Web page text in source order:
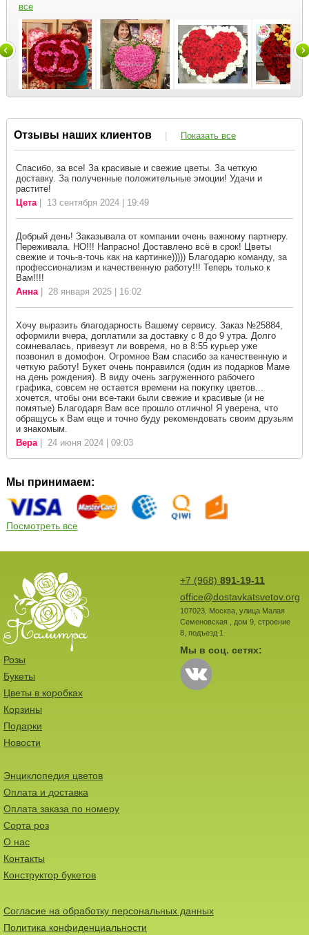
все
Отзывы наших клиентов | Показать все
Спасибо, за все! За красивые и свежие цветы. За четкую
доставку. За полученные положительные эмоции! Удачи и
растите!
Цета| 13 сентября 2024 | 19:49
Добрый день! Заказывала от компании очень важному партнеру.
Переживала. НО!!! Напрасно! Доставлено всё в срок! Цветы
свежие и точь-в-точь как на картинке))))) Благодарю команду, за
профессионализм и качественную работу!!! Теперь только к
Вам!!!!
Анна| 28 января 2025 | 16:02
Хочу выразить благодарность Вашему сервису. Заказ №25884,
оформили вчера, доплатили за доставку с 8 до 9 утра. Долго
сомневалась, привезут ли вовремя, но в 8:55 курьер уже
позвонил в домофон. Огромное Вам спасибо за качественную и
четкую работу! Букет очень понравился (один из подарков Маме
на день рождения). В виду очень загруженного рабочего
графика, совсем не остается времени на покупку цветов...
хочется, чтобы они все-таки были свежие и красивые (и не
помятые) Благодаря Вам все прошло отлично! Я уверена, что
обращусь к Вам еще и точно буду рекомендовать своим друзьям
и знакомым.
Вера| 24 июня 2024 | 09:03
Мы принимаем:
Посмотреть все
+7 (968) 891-19-11
office@dostavkatsvetov.org
107023, Москва, улица Малая
Семеновская , дом 9, строение
8, подъезд 1
Мы в соц. сетях:
Розы
Букеты
Цветы в коробках
Корзины
Подарки
Новости
Энциклопедия цветов
Оплата и доставка
Оплата заказа по номеру
Сорта роз
О нас
Контакты
Конструктор букетов
Согласие на обработку персональных данных
Политика конфиденциальности